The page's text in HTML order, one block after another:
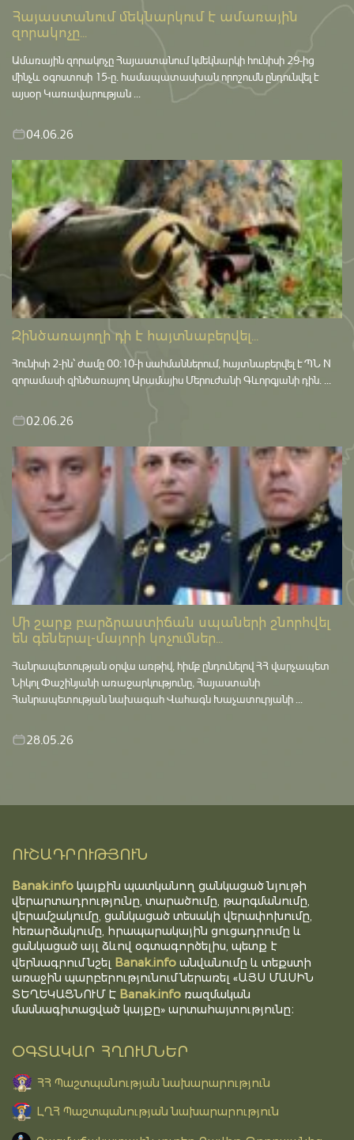
Հայաստանում մեկնարկում է ամառային
զորակոչը...
Ամառային զորակոչը Հայաստանում կմեկնարկի հունիսի 29-ից
մինչև օգոստոսի 15-ը․ համապատասխան որոշումն ընդունվել է
այսօր Կառավարության ...
04.06.26
Զինծառայողի դի է հայտնաբերվել...
Հունիսի 2-ին՝ ժամը 00:10-ի սահմաններում, հայտնաբերվել է ՊՆ N
զորամասի զինծառայող Արամայիս Մերուժանի Գևորգյանի դին. ...
02.06.26
Մի շարք բարձրաստիճան սպաների շնորհվել
են գեներալ-մայորի կոչումներ...
Հանրապետության օրվա առթիվ, հիմք ընդունելով ՀՀ վարչապետ
Նիկոլ Փաշինյանի առաջարկությունը, Հայաստանի
Հանրապետության նախագահ Վահագն Խաչատուրյանի ...
28.05.26
ՈՒՇԱԴՐՈՒԹՅՈՒՆ
Banak.info կայքին պատկանող ցանկացած նյութի
վերարտադրությունը, տարածումը, թարգմանումը,
վերամշակումը, ցանկացած տեսակի վերափոխումը,
հեռարձակումը, հրապարակային ցուցադրումը և
ցանկացած այլ ձևով օգտագործելիս, պետք է
վերնագրում նշել Banak.info անվանումը և տեքստի
առաջին պարբերությունում ներառել «ԱՅՍ ՄԱՍԻՆ
ՏԵՂԵԿԱՑՆՈՒՄ Է Banak.info ռազմական
մասնագիտացված կայքը» արտահայտությունը։
ՕԳՏԱԿԱՐ ՀՂՈՒՄՆԵՐ
ՀՀ Պաշտպանության նախարարություն
ԼՂՀ Պաշտպանության նախարարություն